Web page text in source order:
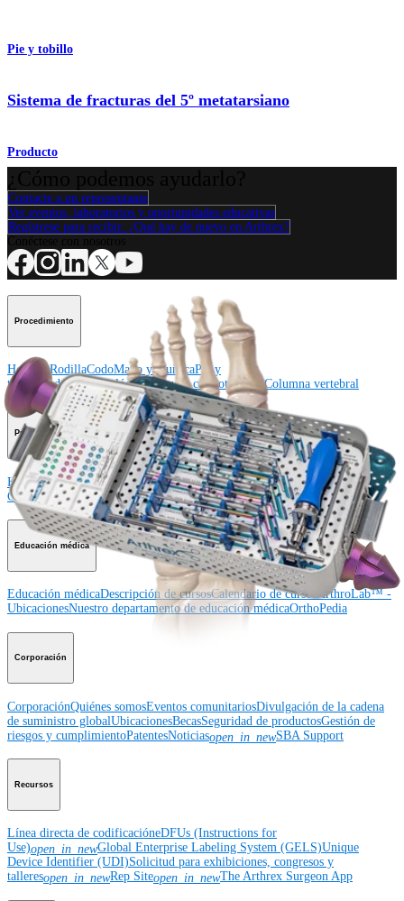
Pie y tobillo
Sistema de fracturas del 5º metatarsiano
Producto
Contacte a un representante
Ver eventos, laboratorios y oportunidades educativas
Regístrese para recibir: ¿Qué hay de nuevo en Arthrex?
Procedimiento
HombroRodillaCodoMano y muñecaPie y
tobilloCaderaOrtobiológicosCirugía cardiotorácicaColumna vertebral
Producto
HombroRodillaCodoMano y muñecaPie y tobilloCaderaOrtobiológicos
Cirugía cardiotorácicaColumna vertebralImagen y resección
Educación médica
Educación médicaDescripción de cursosCalendario de cursosArthroLab™ -
UbicacionesNuestro departamento de educación médicaOrthoPedia
Corporación
CorporaciónQuiénes somosEventos comunitariosDivulgación de la cadena
de suministro globalUbicacionesBecasSeguridad de productosGestión de
riesgos y cumplimientoPatentesNoticiasopen_in_newSBA Support
Recursos
Línea directa de codificacióneDFUs (Instructions for
Use)open_in_newGlobal Enterprise Labeling System (GELS)Unique
Device Identifier (UDI)Solicitud para exhibiciones, congresos y
talleresopen_in_newRep Siteopen_in_newThe Arthrex Surgeon App